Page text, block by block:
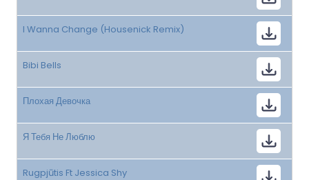
I Wanna Change (Housenick Remix)
Bibi Bells
Плохая Девочка
Я Тебя Не Люблю
Rugpjūtis Ft Jessica Shy